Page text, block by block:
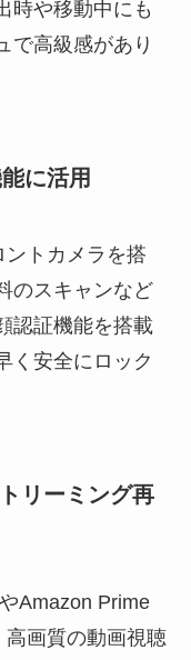
時や移動中にも
で高級感があり
に活用
トカメラを搭
のスキャンなど
認証機能を搭載
く安全にロック
リーミング再
Amazon Prime
画質の動画視聴